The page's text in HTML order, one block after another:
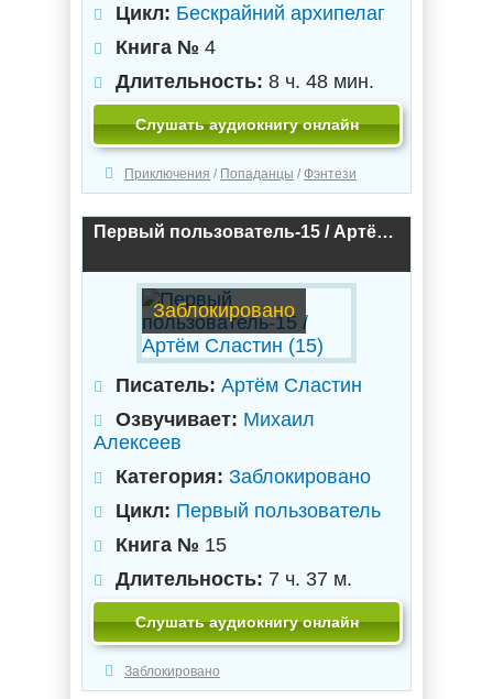
Цикл: Бескрайний архипелаг
Книга № 4
Длительность: 8 ч. 48 мин.
Слушать аудиокнигу онлайн
Приключения / Попаданцы / Фэнтези
Первый пользователь-15 / Артём Сластин (15)
Заблокировано
Писатель: Артём Сластин
Озвучивает: Михаил
Алексеев
Категория: Заблокировано
Цикл: Первый пользователь
Книга № 15
Длительность: 7 ч. 37 м.
Слушать аудиокнигу онлайн
Заблокировано